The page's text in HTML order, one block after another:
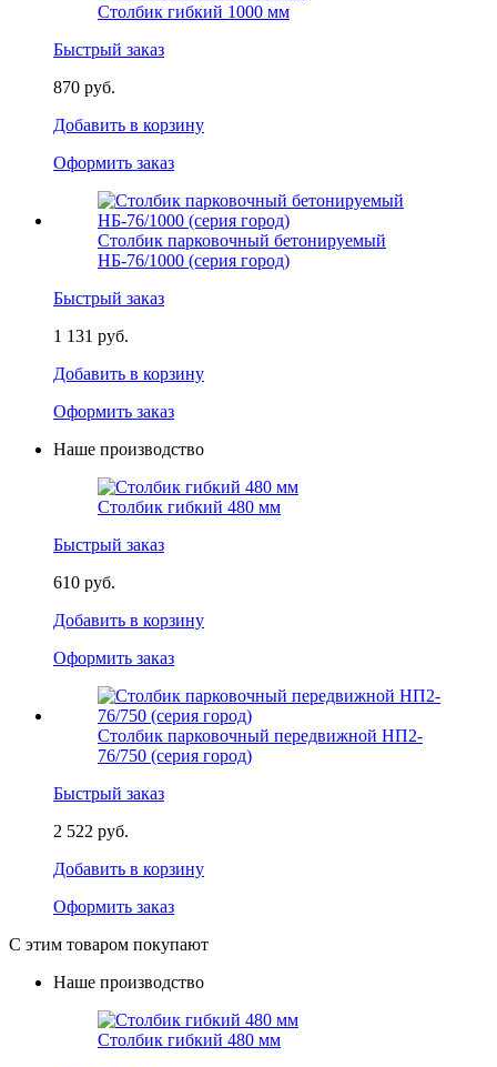
Столбик гибкий 1000 мм
Быстрый заказ
870 руб.
Добавить в корзину
Оформить заказ
Столбик парковочный бетонируемый
НБ-76/1000 (серия город)
Быстрый заказ
1 131 руб.
Добавить в корзину
Оформить заказ
Наше производство
Столбик гибкий 480 мм
Быстрый заказ
610 руб.
Добавить в корзину
Оформить заказ
Столбик парковочный передвижной НП2-
76/750 (серия город)
Быстрый заказ
2 522 руб.
Добавить в корзину
Оформить заказ
С этим товаром покупают
Наше производство
Столбик гибкий 480 мм